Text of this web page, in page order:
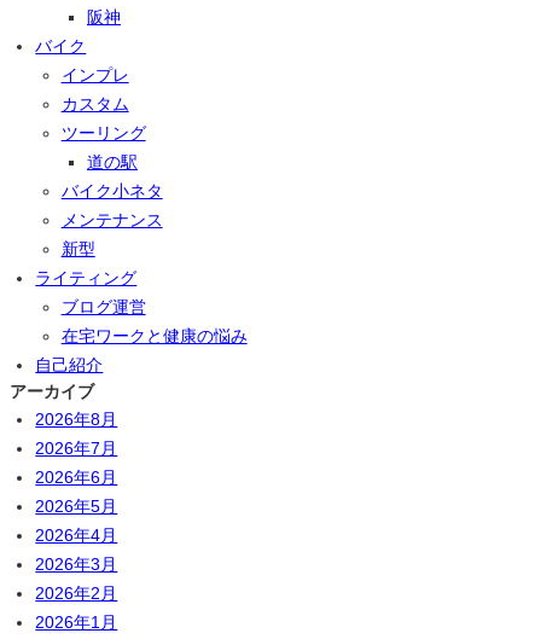
阪神
バイク
インプレ
カスタム
ツーリング
道の駅
バイク小ネタ
メンテナンス
新型
ライティング
ブログ運営
在宅ワークと健康の悩み
自己紹介
アーカイブ
2026年8月
2026年7月
2026年6月
2026年5月
2026年4月
2026年3月
2026年2月
2026年1月